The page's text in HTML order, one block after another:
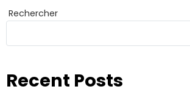
Rechercher
Recent Posts